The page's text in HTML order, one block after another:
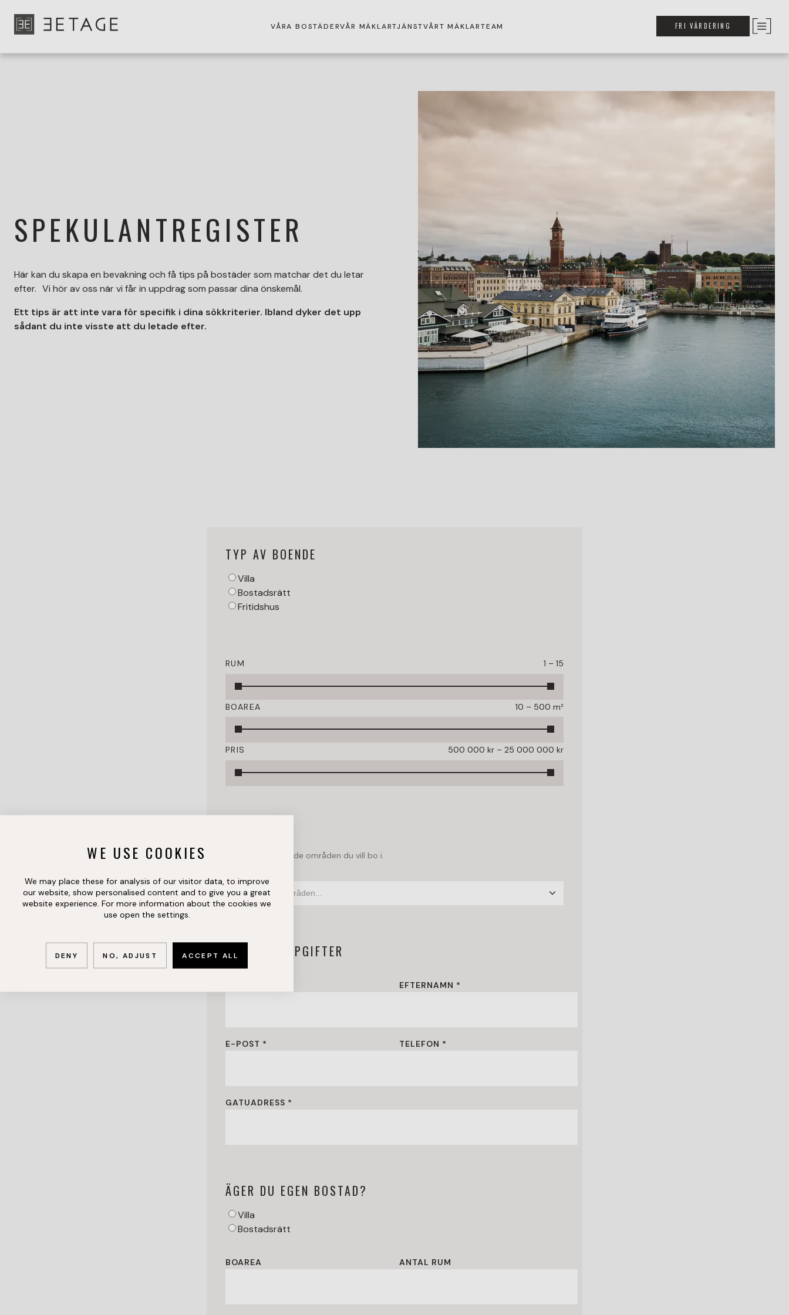
VÅRA BOSTÄDERVÅR MÄKLARTJÄNSTVÅRT MÄKLARTEAM FRI VÄRDERING
SPEKULANTREGISTER
Här kan du skapa en bevakning och få tips på bostäder som matchar det du letar
efter. Vi hör av oss när vi får in uppdrag som passar dina önskemål.
Ett tips är att inte vara för specifik i dina sökkriterier. Ibland dyker det upp
sådant du inte visste att du letade efter.
TYP AV BOENDE
Villa
Bostadsrätt
Fritidshus
RUM 1 – 15
BOAREA 10 – 500 m²
PRIS 500 000 kr – 25 000 000 kr
Välj och klicka på de områden du vill bo i.
Välj eller sök områden...
KONTAKTUPPGIFTER
EFTERNAMN *
E-POST * TELEFON *
GATUADRESS *
ÄGER DU EGEN BOSTAD?
Villa
Bostadsrätt
BOAREA ANTAL RUM
WE USE COOKIES
We may place these for analysis of our visitor data, to improve
our website, show personalised content and to give you a great
website experience. For more information about the cookies we
use open the settings.
DENY NO, ADJUST ACCEPT ALL